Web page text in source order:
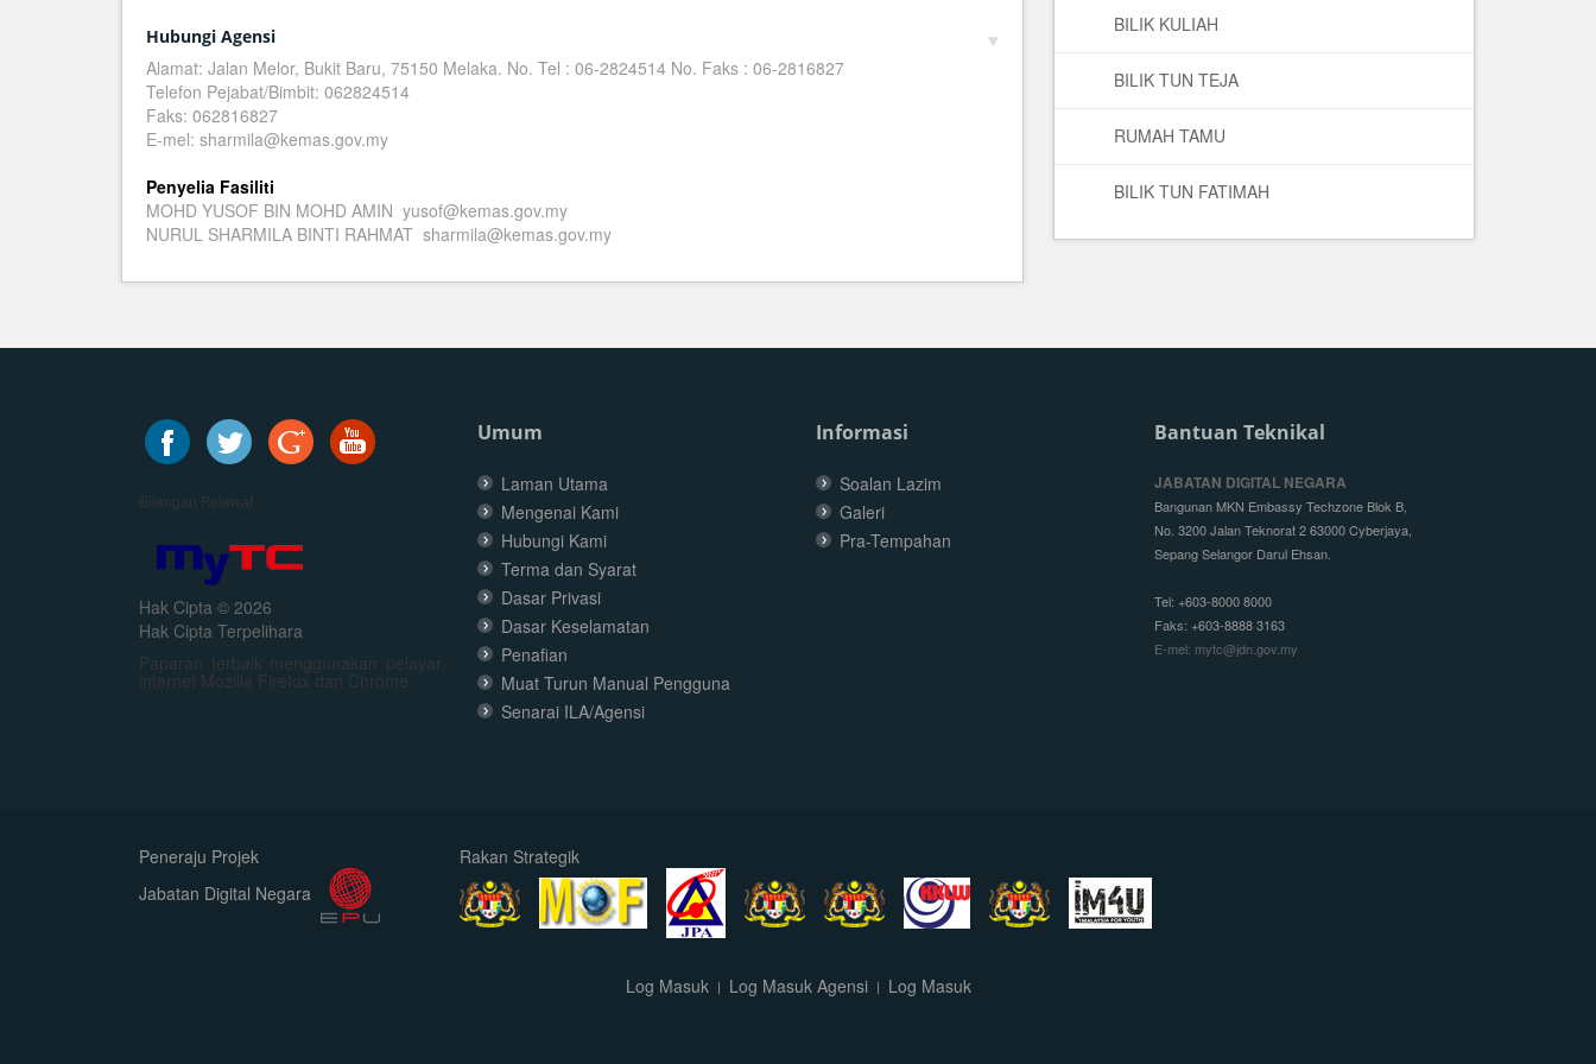
Hubungi Agensi
Alamat: Jalan Melor, Bukit Baru, 75150 Melaka. No. Tel : 06-2824514 No. Faks : 06-2816827
Telefon Pejabat/Bimbit: 062824514
Faks: 062816827
E-mel: sharmila@kemas.gov.my
Penyelia Fasiliti
MOHD YUSOF BIN MOHD AMIN yusof@kemas.gov.my
NURUL SHARMILA BINTI RAHMAT sharmila@kemas.gov.my
BILIK KULIAH
BILIK TUN TEJA
RUMAH TAMU
BILIK TUN FATIMAH
Bilangan Pelawat
Hak Cipta © 2026
Hak Cipta Terpelihara
Paparan terbaik menggunakan pelayar
internet Mozilla Firefox dan Chrome
Umum
Laman Utama
Mengenai Kami
Hubungi Kami
Terma dan Syarat
Dasar Privasi
Dasar Keselamatan
Penafian
Muat Turun Manual Pengguna
Senarai ILA/Agensi
Informasi
Soalan Lazim
Galeri
Pra-Tempahan
Bantuan Teknikal
JABATAN DIGITAL NEGARA
Bangunan MKN Embassy Techzone Blok B,
No. 3200 Jalan Teknorat 2 63000 Cyberjaya,
Sepang Selangor Darul Ehsan.
Tel: +603-8000 8000
Faks: +603-8888 3163
E-mel: mytc@jdn.gov.my
Peneraju Projek
Jabatan Digital Negara
Rakan Strategik
Log Masuk Log Masuk Agensi Log Masuk